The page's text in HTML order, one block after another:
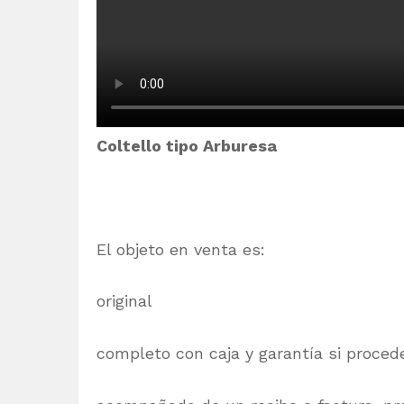
Coltello tipo Arburesa
El objeto en venta es:
original
completo con caja y garantía si